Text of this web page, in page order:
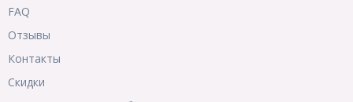
FAQ
Отзывы
Контакты
Скидки